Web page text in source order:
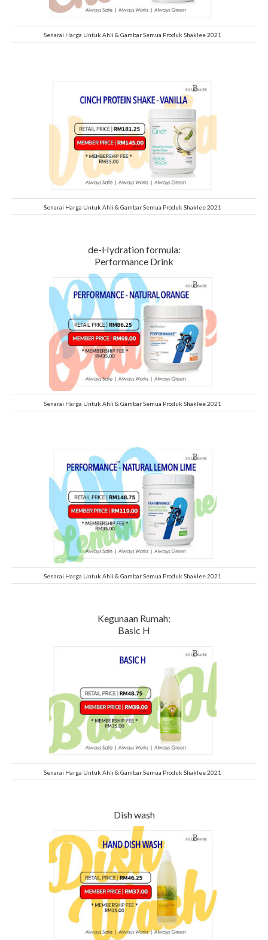
Senarai Harga Untuk Ahli & Gambar Semua Produk Shaklee 2021
Senarai Harga Untuk Ahli & Gambar Semua Produk Shaklee 2021
de-Hydration formula:
Performance Drink
Senarai Harga Untuk Ahli & Gambar Semua Produk Shaklee 2021
Senarai Harga Untuk Ahli & Gambar Semua Produk Shaklee 2021
Kegunaan Rumah:
Basic H
Senarai Harga Untuk Ahli & Gambar Semua Produk Shaklee 2021
Dish wash